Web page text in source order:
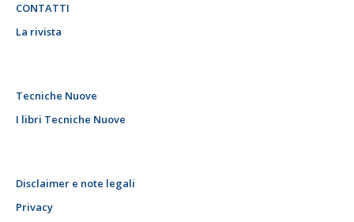
CONTATTI
La rivista
Tecniche Nuove
I libri Tecniche Nuove
Disclaimer e note legali
Privacy